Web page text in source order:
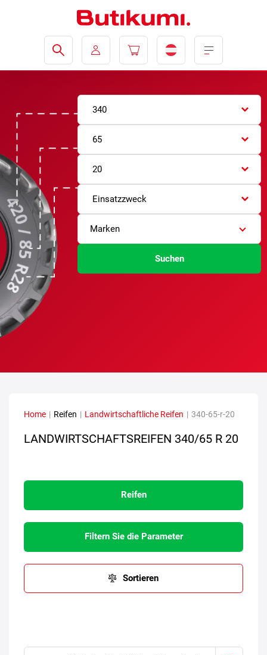
340
65
20
Einsatzzweck
Marken
Suchen
Home | Reifen | Landwirtschaftliche Reifen | 340-65-r-20
LANDWIRTSCHAFTSREIFEN 340/65 R 20
Reifen
Filtern Sie die Parameter
Sortieren